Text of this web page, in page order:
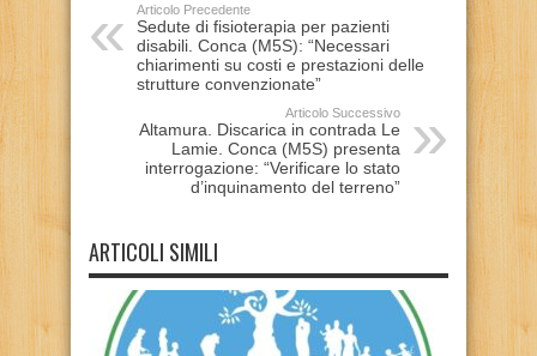
Articolo Precedente
Sedute di fisioterapia per pazienti
disabili. Conca (M5S): “Necessari
chiarimenti su costi e prestazioni delle
strutture convenzionate”
Articolo Successivo
Altamura. Discarica in contrada Le
Lamie. Conca (M5S) presenta
interrogazione: “Verificare lo stato
d’inquinamento del terreno”
ARTICOLI SIMILI